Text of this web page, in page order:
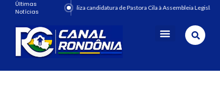
Últimas
Notícias
PRD oficializa candidatura de Pastora Cila à Assembleia